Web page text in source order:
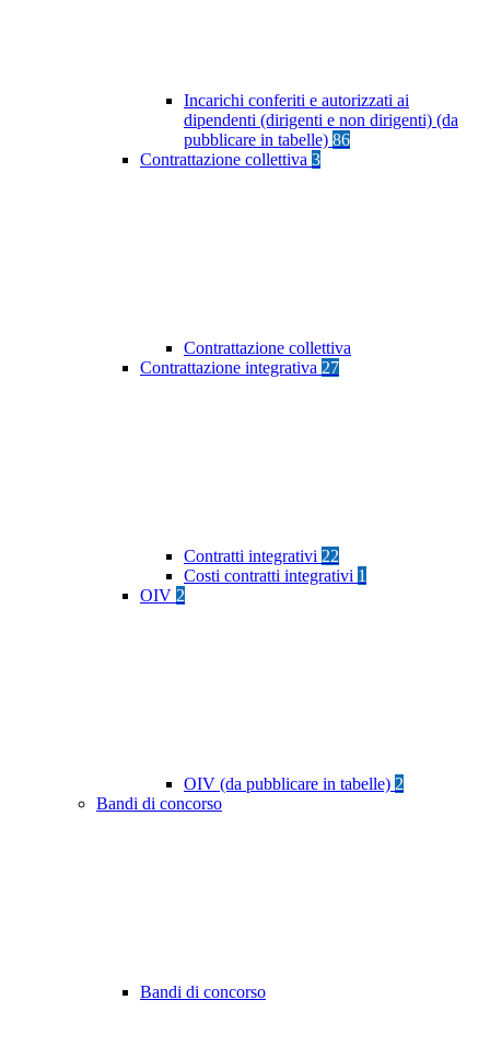
Incarichi conferiti e autorizzati ai
dipendenti (dirigenti e non dirigenti) (da
pubblicare in tabelle) 86
Contrattazione collettiva 3
Contrattazione collettiva
Contrattazione integrativa 27
Contratti integrativi 22
Costi contratti integrativi 1
OIV 2
OIV (da pubblicare in tabelle) 2
Bandi di concorso
Bandi di concorso